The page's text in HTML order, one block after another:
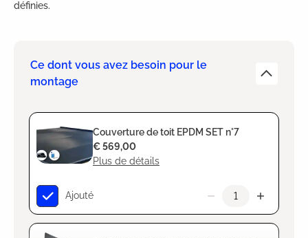
définies.
Ce dont vous avez besoin pour le
montage
Couverture de toit EPDM SET n°7
Plus de détails
€ 569,00
Ajouté